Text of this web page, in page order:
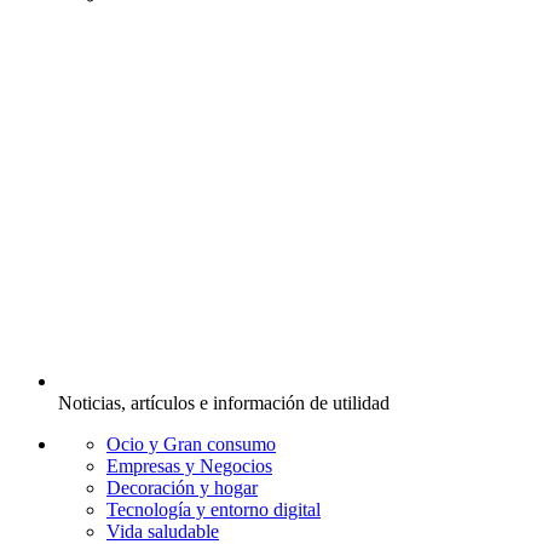
Noticias, artículos e información de utilidad
Ocio y Gran consumo
Empresas y Negocios
Decoración y hogar
Tecnología y entorno digital
Vida saludable